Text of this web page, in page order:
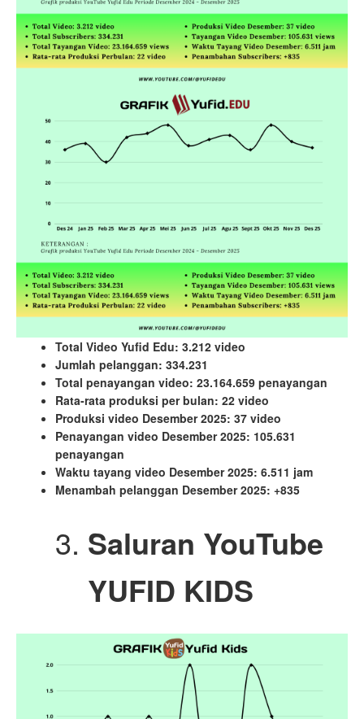
Total Video Yufid Edu: 3.212 video
Jumlah pelanggan: 334.231
Total penayangan video: 23.164.659 penayangan
Rata-rata produksi per bulan: 22 video
Produksi video Desember 2025: 37 video
Penayangan video Desember 2025: 105.631
penayangan
Waktu tayang video Desember 2025: 6.511 jam
Menambah pelanggan Desember 2025: +835
Saluran YouTube
YUFID KIDS